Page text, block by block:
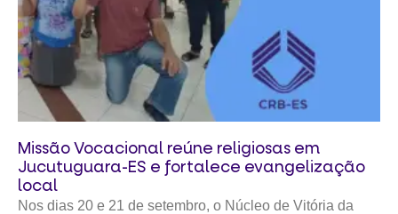
Missão Vocacional reúne religiosas em
Jucutuguara-ES e fortalece evangelização
local
Nos dias 20 e 21 de setembro, o Núcleo de Vitória da